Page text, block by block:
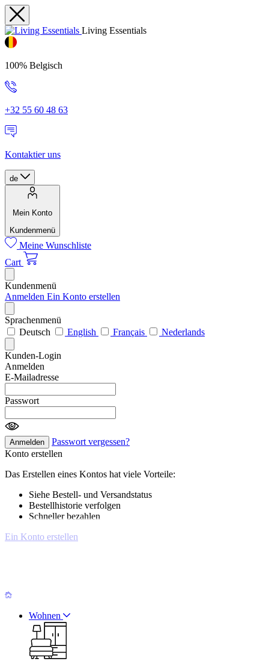
Living Essentials
100% Belgisch
+32 55 60 48 63
Kontaktier uns
de
Mein Konto
Kundenmenü
Meine Wunschliste
Cart
Kundenmenü
Anmelden Ein Konto erstellen
Sprachenmenü
Deutsch
English Français Nederlands
Kunden-Login
Anmelden
E-Mailadresse
Passwort
Anmelden
Passwort vergessen?
Konto erstellen
Das Erstellen eines Kontos hat viele Vorteile:
Siehe Bestell- und Versandstatus
Bestellhistorie verfolgen
Schneller bezahlen
Ein Konto erstellen
Wohnen